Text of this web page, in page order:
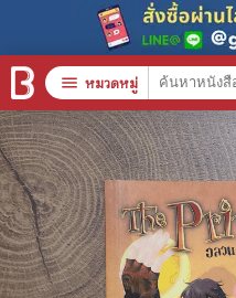
menu หมวดหมู่
หมว
หนังสือทั้งหมด
stars สินค้าใช้เฉพาะแต้มเท่า